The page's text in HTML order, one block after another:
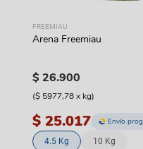
FREEMIAU
Arena Freemiau
$26.900
($ 5977,78x kg)
$ 25.017 Envío
4.5 Kg 10 Kg